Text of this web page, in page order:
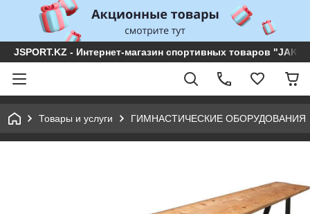
JSPORT.KZ - Интернет-магазин спортивных товаров
Товары и услуги ГИМНАСТИЧЕСКИЕ ОБОРУДОВАНИЯ